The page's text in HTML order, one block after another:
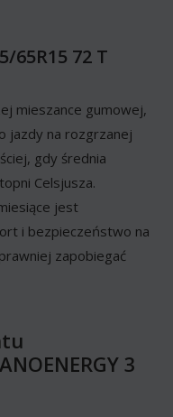
65R15 72 T
mieszance gumowej,
jazdy na rozgrzanej
gdy średnia
Celsjusza.
jest
i bezpieczeństwo na
zapobiegać
3